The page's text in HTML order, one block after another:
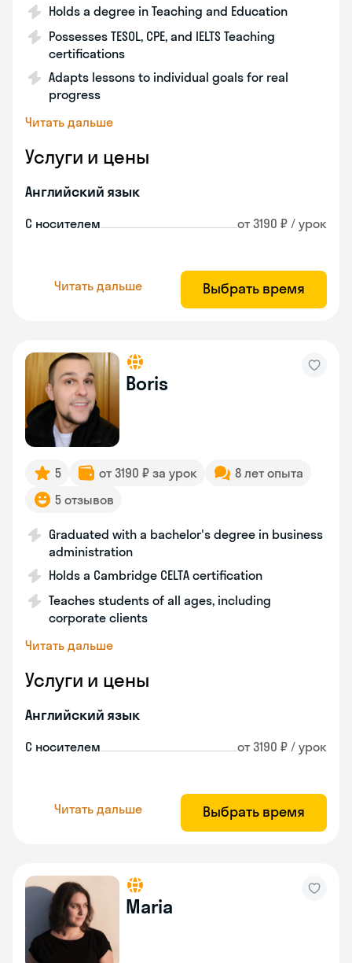
Holds a degree in Teaching and Education
Possesses TESOL, CPE, and IELTS Teaching
certifications
Adapts lessons to individual goals for real
progress
Читать дальше
Услуги и цены
Английский язык
С носителем от 3190 ₽ / урок
Читать дальше Выбрать время
Boris
5 от 3190 ₽ за урок
8 лет опыта
5 отзывов
Graduated with a bachelor's degree in business
administration
Holds a Cambridge CELTA certification
Teaches students of all ages, including
corporate clients
Читать дальше
Услуги и цены
Английский язык
С носителем от 3190 ₽ / урок
Читать дальше Выбрать время
Maria